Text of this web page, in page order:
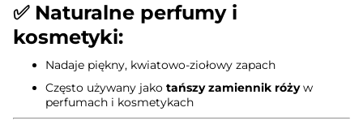
✅ Naturalne perfumy i
kosmetyki:
Nadaje piękny, kwiatowo-ziołowy zapach
Często używany jakotańszy zamiennik różyw
perfumach i kosmetykach